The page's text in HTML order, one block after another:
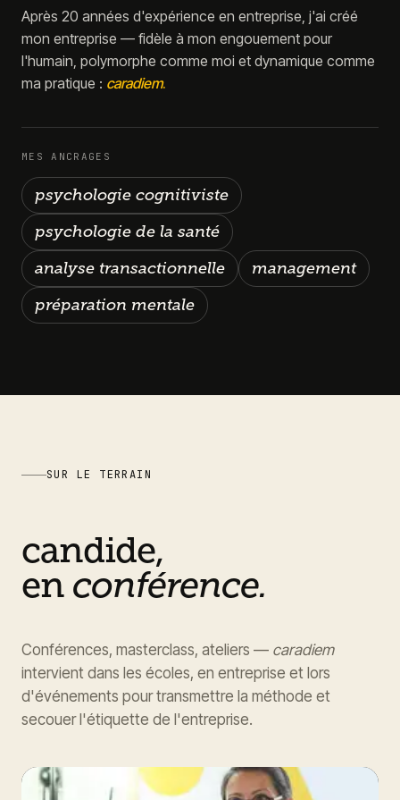
Après 20 années d'expérience en entreprise, j'ai créé
mon entreprise — fidèle à mon engouement pour
l'humain, polymorphe comme moi et dynamique comme
ma pratique : caradiem.
MES ANCRAGES
psychologie cognitiviste
psychologie de la santé
analyse transactionnelle
management
préparation mentale
SUR LE TERRAIN
candide,
en conférence.
Conférences, masterclass, ateliers — caradiem
intervient dans les écoles, en entreprise et lors
d'événements pour transmettre la méthode et
secouer l'étiquette de l'entreprise.